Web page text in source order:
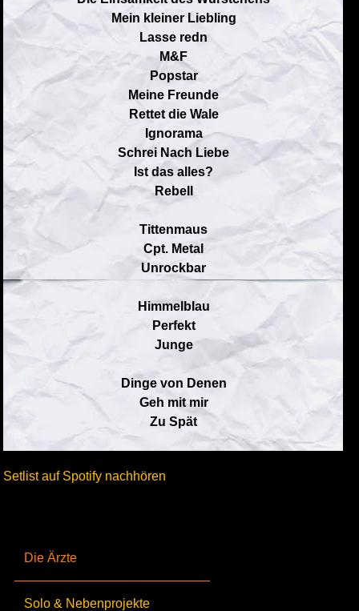
Die Ärzte
Solo & Nebenprojekte
Mein kleiner Liebling
Lasse redn
M&F
Popstar
Meine Freunde
Rettet die Wale
Ignorama
Schrei Nach Liebe
Ist das alles?
Rebell
Tittenmaus
Cpt. Metal
Unrockbar
Himmelblau
Perfekt
Junge
Dinge von Denen
Geh mit mir
Zu Spät
Setlist auf Spotify nachhören